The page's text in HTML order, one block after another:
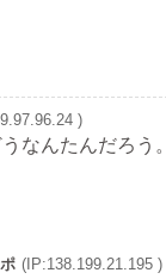
)
なんたんだろう。
(IP:138.199.21.195 )